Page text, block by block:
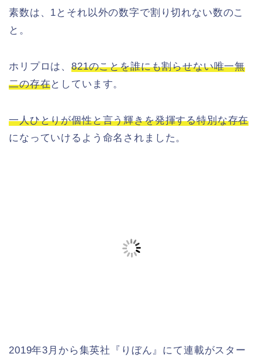
素数は、1とそれ以外の数字で割り切れない数のこ
と。
ホリプロは、821のことを誰にも割らせない唯一無
二の存在としています。
一人ひとりが個性と言う輝きを発揮する特別な存在
になっていけるよう命名されました。
2019年3月から集英社『りぼん』にて連載がスター